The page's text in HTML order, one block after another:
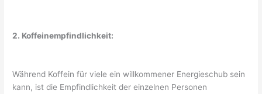
2. Koffeinempfindlichkeit:
Während Koffein für viele ein willkommener Energieschub sein
kann, ist die Empfindlichkeit der einzelnen Personen